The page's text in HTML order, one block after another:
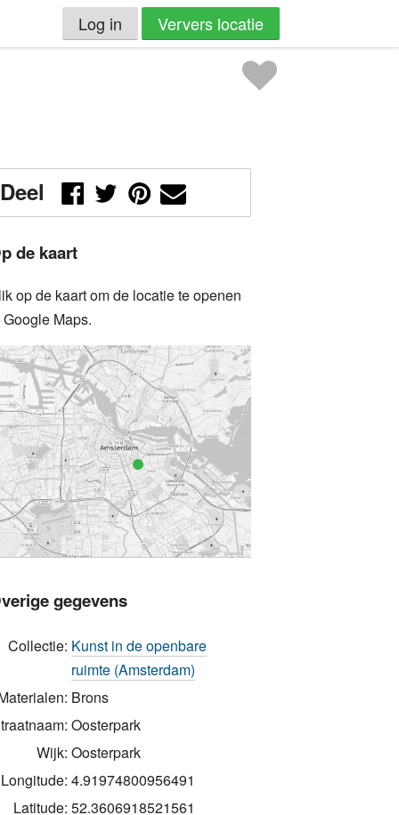
Log in Ververs locatie
Deel
de kaart
op de kaart om de locatie te openen
Maps.
gegevens
Collectie: Kunst in de openbare
ruimte (Amsterdam)
Brons
Oosterpark
Wijk: Oosterpark
Longitude: 4.91974800956491
Latitude: 52.3606918521561